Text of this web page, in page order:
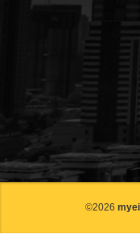
©2026